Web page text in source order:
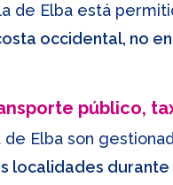
de Elba está
occidental, no
público,
Elba son
localidades